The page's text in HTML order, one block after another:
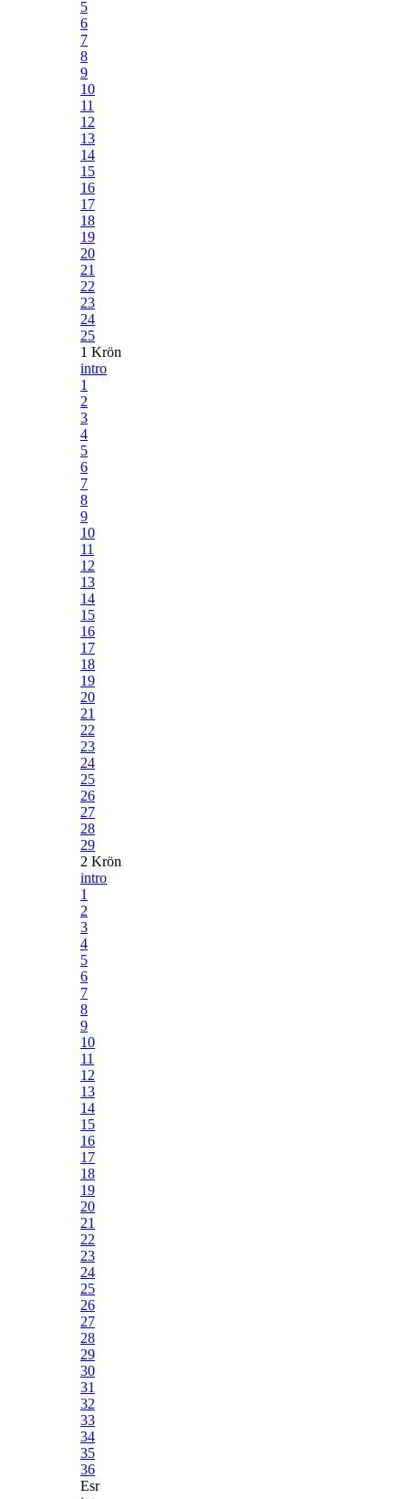
5
6
7
8
9
10
11
12
13
14
15
16
17
18
19
20
21
22
23
24
25
1 Krön
intro
1
2
3
4
5
6
7
8
9
10
11
12
13
14
15
16
17
18
19
20
21
22
23
24
25
26
27
28
29
2 Krön
intro
1
2
3
4
5
6
7
8
9
10
11
12
13
14
15
16
17
18
19
20
21
22
23
24
25
26
27
28
29
30
31
32
33
34
35
36
Esr